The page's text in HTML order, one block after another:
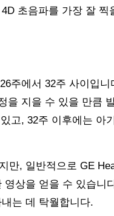
초음파를 가장 잘
주에서 32주 사이입
을 지을 수 있을 만큼
고, 32주 이후에는 아
만, 일반적으로 GE
상을 얻을 수 있습니
는 데 탁월합니다.